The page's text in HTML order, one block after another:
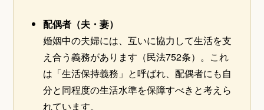
配偶者（夫・妻）
婚姻中の夫婦には、互いに協力して生活を支
え合う義務があります（民法752条）。これ
は「生活保持義務」と呼ばれ、配偶者にも自
分と同程度の生活水準を保障すべきと考えら
れています。